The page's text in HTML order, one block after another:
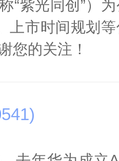
称“紫光同创”）
上市时间规划
您的关注！